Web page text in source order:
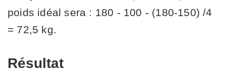
poids idéal sera : 180 - 100 - (180-150) /4
= 72,5 kg.
Résultat